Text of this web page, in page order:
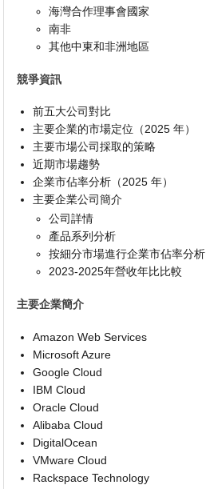
海灣合作理事會國家
南非
其他中東和非洲地區
競爭資訊
前五大公司對比
主要企業的市場定位（2025 年）
主要市場公司採取的策略
近期市場趨勢
企業市佔率分析（2025 年）
主要企業公司簡介
公司詳情
產品系列分析
按細分市場進行企業市佔率分析
2023-2025年營收年比比較
主要企業簡介
Amazon Web Services
Microsoft Azure
Google Cloud
IBM Cloud
Oracle Cloud
Alibaba Cloud
DigitalOcean
VMware Cloud
Rackspace Technology